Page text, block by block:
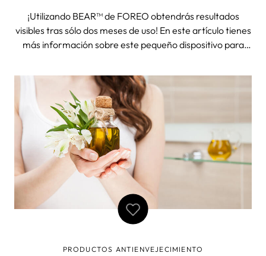
¡Utilizando BEAR™ de FOREO obtendrás resultados
visibles tras sólo dos meses de uso! En este artículo tienes
más información sobre este pequeño dispositivo para
-20% en SÉRUM SÉRUM SÉRUM No vamos a andar con
rodeos, ¡tenemos much
PRODUCTOS ANTIENVEJECIMIENTO